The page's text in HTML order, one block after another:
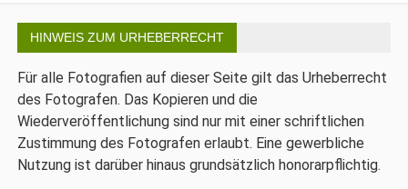
HINWEIS ZUM URHEBERRECHT
Für alle Fotografien auf dieser Seite gilt das Urheberrecht
des Fotografen. Das Kopieren und die
Wiederveröffentlichung sind nur mit einer schriftlichen
Zustimmung des Fotografen erlaubt. Eine gewerbliche
Nutzung ist darüber hinaus grundsätzlich honorarpflichtig.